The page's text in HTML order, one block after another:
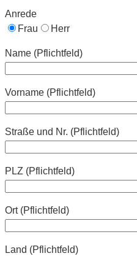
Anrede
Frau
Herr
Name (Pflichtfeld)
Vorname (Pflichtfeld)
Straße und Nr. (Pflichtfeld)
PLZ (Pflichtfeld)
Ort (Pflichtfeld)
Land (Pflichtfeld)